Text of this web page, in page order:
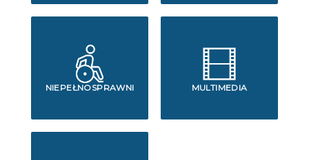
NIEPEŁNOSPRAWNI MULTIMEDIA